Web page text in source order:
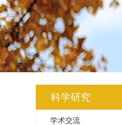
科学研究
学术交流